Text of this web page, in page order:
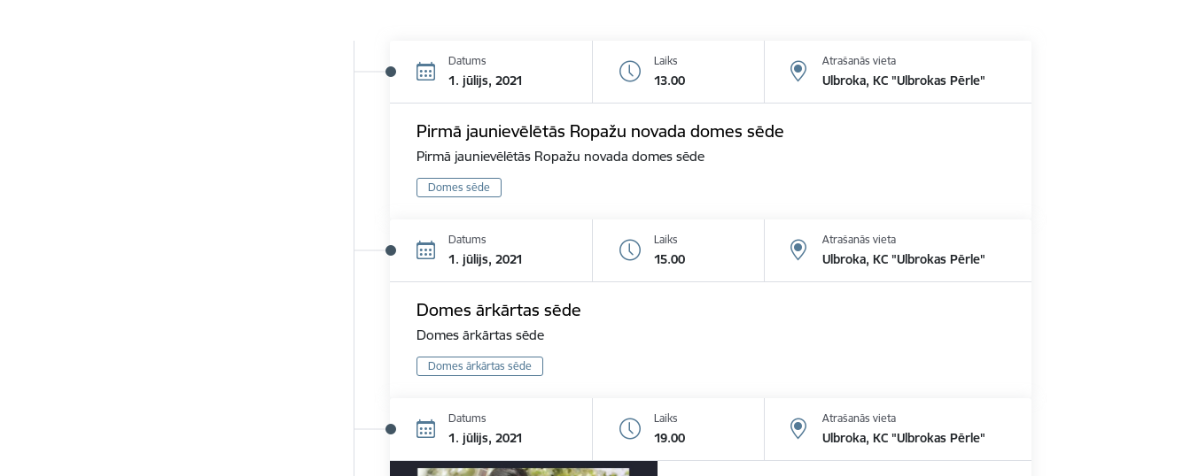
Datums
1. jūlijs, 2021
Laiks
13.00
Atrašanās vieta
Ulbroka, KC "Ulbrokas Pērle"
Pirmā jaunievēlētās Ropažu novada domes sēde
Pirmā jaunievēlētās Ropažu novada domes sēde
Domes sēde
Datums
1. jūlijs, 2021
Laiks
15.00
Atrašanās vieta
Ulbroka, KC "Ulbrokas Pērle"
Domes ārkārtas sēde
Domes ārkārtas sēde
Domes ārkārtas sēde
Datums
1. jūlijs, 2021
Laiks
19.00
Atrašanās vieta
Ulbroka, KC "Ulbrokas Pērle"